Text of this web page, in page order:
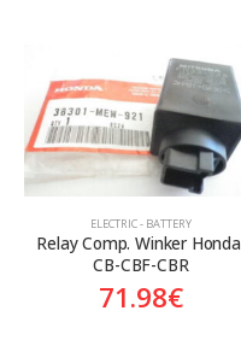
ELECTRIC - BATTERY
Relay Comp. Winker Honda
CB-CBF-CBR
71.98€